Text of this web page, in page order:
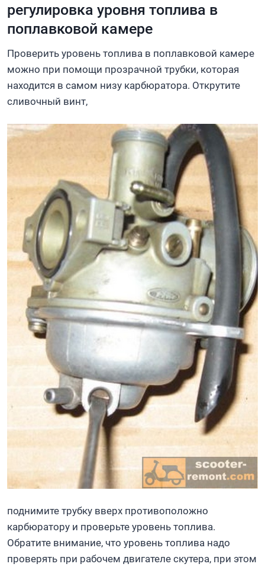
регулировка уровня топлива в
поплавковой камере
Проверить уровень топлива в поплавковой камере
можно при помощи прозрачной трубки, которая
находится в самом низу карбюратора. Открутите
сливочный винт,
поднимите трубку вверх противоположно
карбюратору и проверьте уровень топлива.
Обратите внимание, что уровень топлива надо
проверять при рабочем двигателе скутера, при этом